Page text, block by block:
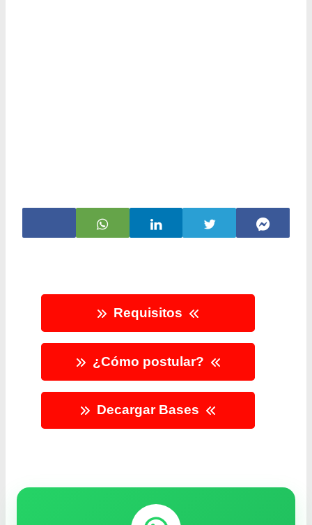
Requisitos
¿Cómo postular?
Decargar Bases